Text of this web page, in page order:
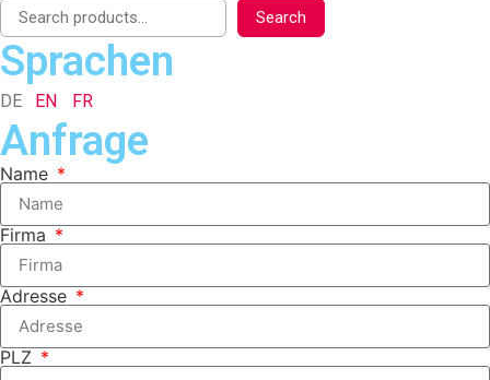
Search
Sprachen
DE EN FR
Anfrage
Name
Firma
Adresse
PLZ